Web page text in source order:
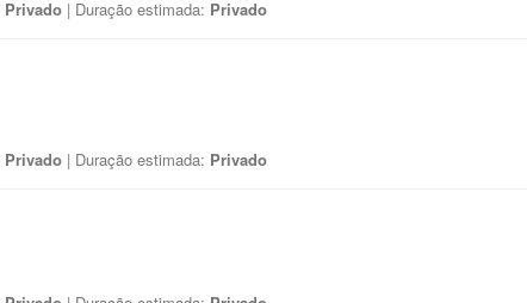
Privado | Duração estimada: Privado
Privado | Duração estimada: Privado